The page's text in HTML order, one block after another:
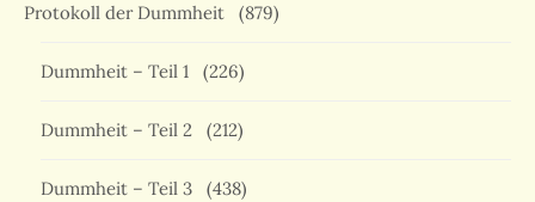
Protokoll der Dummheit (879)
Dummheit – Teil 1 (226)
Dummheit – Teil 2 (212)
Dummheit – Teil 3 (438)